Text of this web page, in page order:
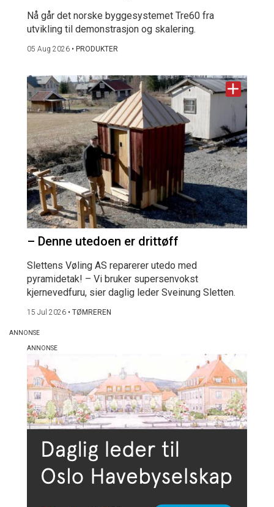
Nå går det norske byggesystemet Tre60 fra
utvikling til demonstrasjon og skalering.
05 Aug 2026 • PRODUKTER
– Denne utedoen er drittøff
Slettens Vøling AS reparerer utedo med
pyramidetak! – Vi bruker supersenvokst
kjernevedfuru, sier daglig leder Sveinung Sletten.
15 Jul 2026 • TØMREREN